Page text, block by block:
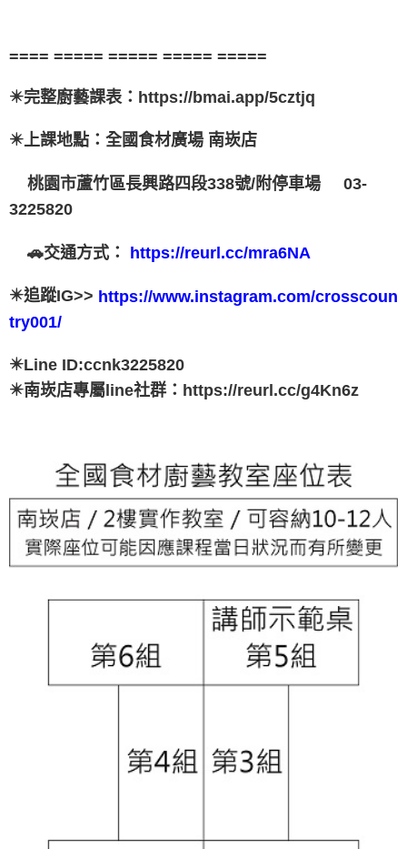
==== ===== ===== ===== =====
✴️完整廚藝課表：https://bmai.app/5cztjq
✴️上課地點：全國食材廣場 南崁店
桃園市蘆竹區長興路四段338號/附停車場
03-
3225820
🚗交通方式： https://reurl.cc/mra6NA
✴️追蹤IG>> https://www.instagram.com/crosscoun
try001/
✴️Line ID:ccnk3225820
✴️南崁店專屬line社群：https://reurl.cc/g4Kn6z